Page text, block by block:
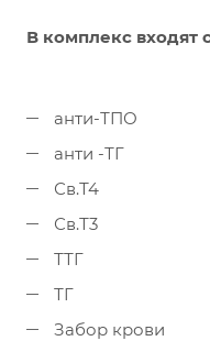
В комплекс
анти-ТПО
анти -ТГ
Св.Т4
Св.Т3
ТТГ
ТГ
Забор крови